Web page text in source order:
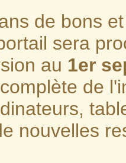
de bons
sera
au 1er
de
nouvelles